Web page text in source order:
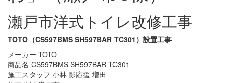
瀬戸市洋式トイレ改修工事
TOTO（CS597BMS SH597BAR TC301）設置工事
メーカー TOTO
商品名 CS597BMS SH597BAR TC301
施工スタッフ 小林 影応援 増田